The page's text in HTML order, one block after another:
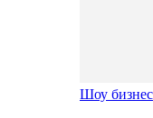
Шоу бизнес